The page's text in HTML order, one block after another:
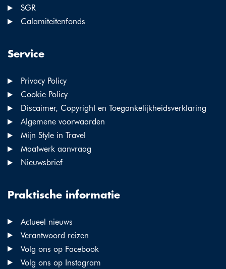
SGR
Calamiteitenfonds
Service
Privacy Policy
Cookie Policy
Discaimer, Copyright en Toegankelijkheidsverklaring
Algemene voorwaarden
Mijn Style in Travel
Maatwerk aanvraag
Nieuwsbrief
Praktische informatie
Actueel nieuws
Verantwoord reizen
Volg ons op Facebook
Volg ons op Instagram